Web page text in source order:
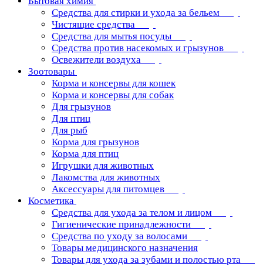
Средства для стирки и ухода за бельем
Чистящие средства
Средства для мытья посуды
Средства против насекомых и грызунов
Освежители воздуха
Зоотовары
Корма и консервы для кошек
Корма и консервы для собак
Для грызунов
Для птиц
Для рыб
Корма для грызунов
Корма для птиц
Игрушки для животных
Лакомства для животных
Аксессуары для питомцев
Косметика
Средства для ухода за телом и лицом
Гигиенические принадлежности
Средства по уходу за волосами
Товары медицинского назначения
Товары для ухода за зубами и полостью рта